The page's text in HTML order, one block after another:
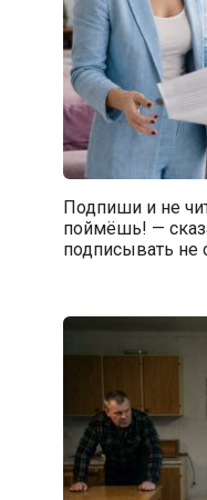
Подпиши и не
поймёшь! —
подписывать не